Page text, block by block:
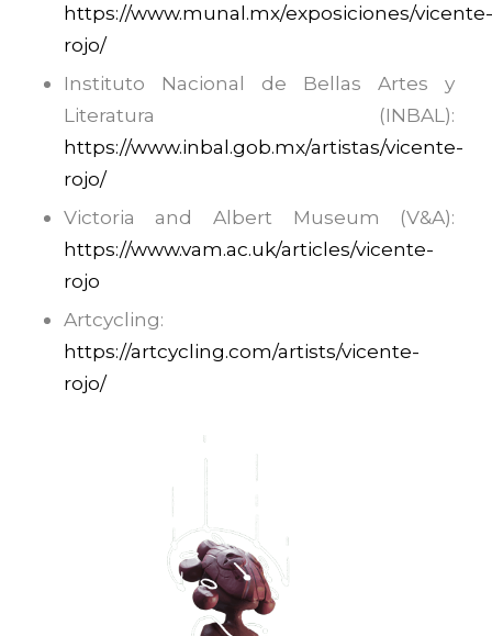
https://www.munal.mx/exposiciones/vicente-
rojo/
Instituto Nacional de Bellas Artes y
Literatura (INBAL):
https://www.inbal.gob.mx/artistas/vicente-
rojo/
Victoria and Albert Museum (V&A):
https://www.vam.ac.uk/articles/vicente-
rojo
Artcycling:
https://artcycling.com/artists/vicente-
rojo/